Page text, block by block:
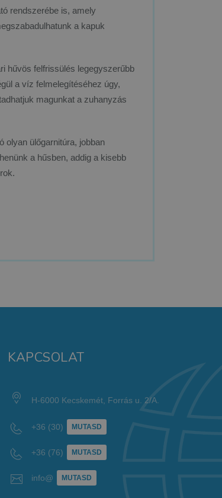
rendszerébe is, amely
a kapuk
hűvös felfrissülés legegyszerűbb
a víz felmelegítéséhez úgy,
magunkat a zuhanyzás
olyan ülőgarnitúra, jobban
a hűsben, addig a kisebb
KAPCSOLAT
H-6000 Kecskemét, Forrás u. 2/A.
+36 (30) MUTASD
+36 (76) MUTASD
info@ MUTASD